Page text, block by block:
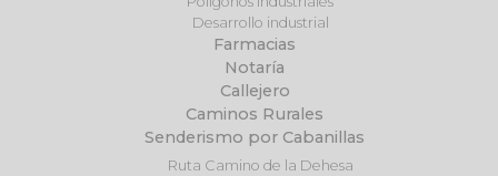
Desarrollo industrial
Farmacias
Notaría
Callejero
Caminos Rurales
Senderismo por Cabanillas
Ruta Camino de la Dehesa